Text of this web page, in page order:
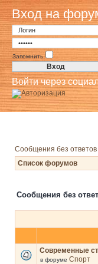
Вход на
Запомнить
Войти через
Сообщения без ответов
Список форумов
Сообщения без
Современные
в форуме Спорт